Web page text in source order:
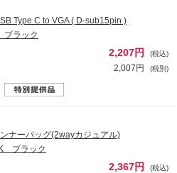
Type C to VGA ( D-sub15pin )
ラック
2,207円 (税込)
2,007円 (税別)
ナーバッグ(2wayカジュアル)
ブラック
2,367円 (税込)